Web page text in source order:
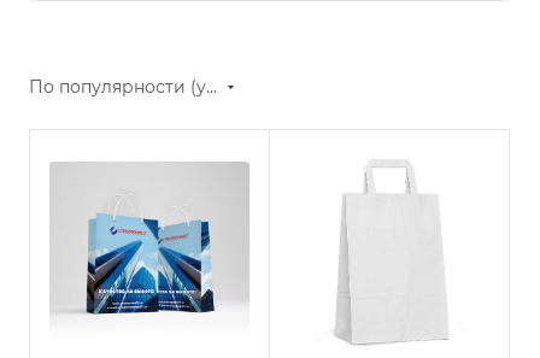
По популярности (убывание)